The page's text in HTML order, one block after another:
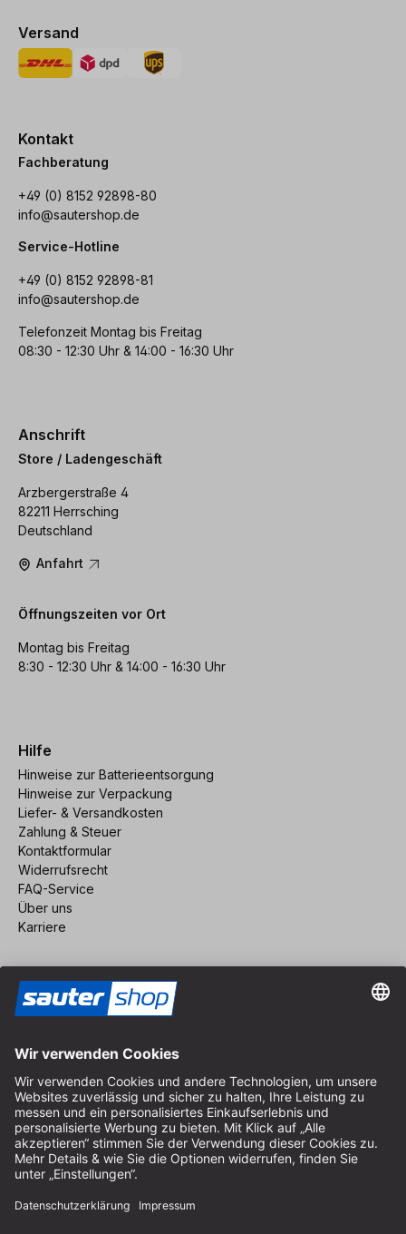
Versand
Kontakt
Fachberatung
+49 (0) 8152 92898-80
info@sautershop.de
Service-Hotline
+49 (0) 8152 92898-81
info@sautershop.de
Telefonzeit Montag bis Freitag
08:30 - 12:30 Uhr & 14:00 - 16:30 Uhr
Anschrift
Store / Ladengeschäft
Arzbergerstraße 4
82211 Herrsching
Deutschland
Anfahrt
Öffnungszeiten vor Ort
Montag bis Freitag
8:30 - 12:30 Uhr & 14:00 - 16:30 Uhr
Hilfe
Hinweise zur Batterieentsorgung
Hinweise zur Verpackung
Liefer- & Versandkosten
Zahlung & Steuer
Kontaktformular
Widerrufsrecht
FAQ-Service
Über uns
Karriere
Impressum
AGB
Datenschutz
Cookie-Einstellungen
© 2026 sauter GmbH